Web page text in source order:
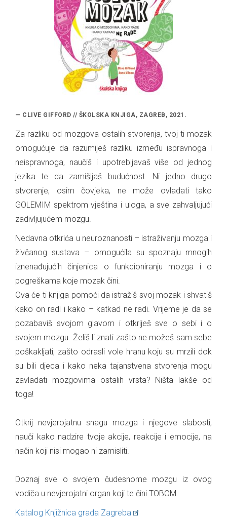
— CLIVE GIFFORD // ŠKOLSKA KNJIGA, ZAGREB, 2021.
Za razliku od mozgova ostalih stvorenja, tvoj ti mozak
omogućuje da razumiješ razliku između ispravnoga i
neispravnoga, naučiš i upotrebljavaš više od jednog
jezika te da zamišljaš budućnost. Ni jedno drugo
stvorenje, osim čovjeka, ne može ovladati tako
GOLEMIM spektrom vještina i uloga, a sve zahvaljujući
zadivljujućem mozgu.
Nedavna otkrića u neuroznanosti – istraživanju mozga i
živčanog sustava – omogućila su spoznaju mnogih
iznenađujućih činjenica o funkcioniranju mozga i o
pogreškama koje mozak čini.
Ova će ti knjiga pomoći da istražiš svoj mozak i shvatiš
kako on radi i kako – katkad ne radi. Vrijeme je da se
pozabaviš svojom glavom i otkriješ sve o sebi i o
svojem mozgu. Želiš li znati zašto ne možeš sam sebe
poškakljati, zašto odrasli vole hranu koju su mrzili dok
su bili djeca i kako neka tajanstvena stvorenja mogu
zavladati mozgovima ostalih vrsta? Ništa lakše od
toga!
Otkrij nevjerojatnu snagu mozga i njegove slabosti,
nauči kako nadzire tvoje akcije, reakcije i emocije, na
način koji nisi mogao ni zamisliti.
Doznaj sve o svojem čudesnome mozgu iz ovog
vodiča u nevjerojatni organ koji te čini TOBOM.
Katalog Knjižnica grada Zagreba